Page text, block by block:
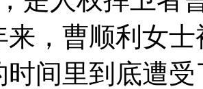
来，曹顺利女
时间里到底遭